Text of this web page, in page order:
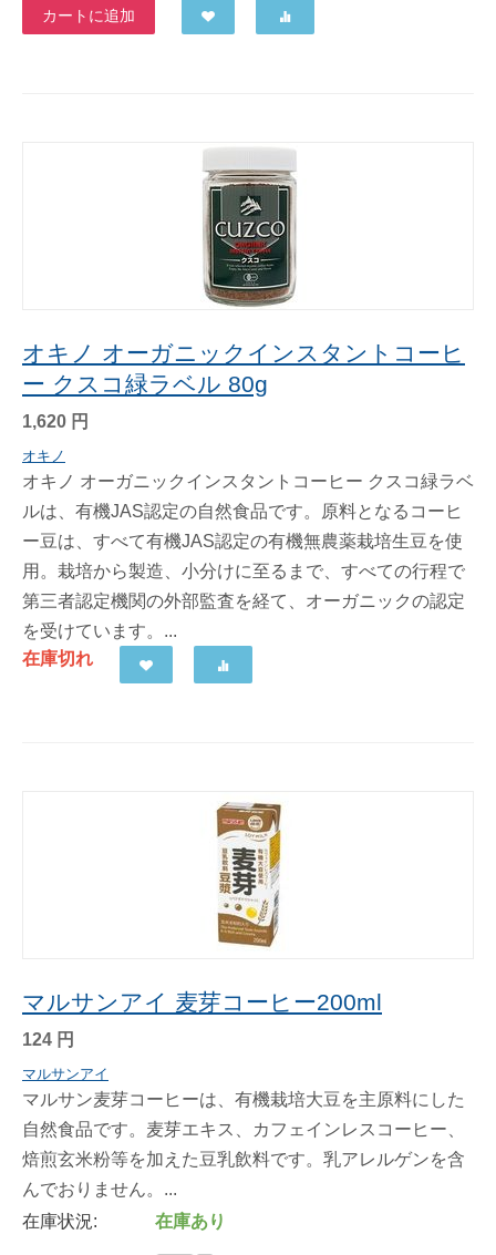
カートに追加
オキノ オーガニックインスタントコーヒ
ー クスコ緑ラベル 80g
1,620 円
オキノ
オキノ オーガニックインスタントコーヒー クスコ緑ラベ
ルは、有機JAS認定の自然食品です。原料となるコーヒ
ー豆は、すべて有機JAS認定の有機無農薬栽培生豆を使
用。栽培から製造、小分けに至るまで、すべての行程で
第三者認定機関の外部監査を経て、オーガニックの認定
を受けています。...
在庫切れ
マルサンアイ 麦芽コーヒー200ml
124 円
マルサンアイ
マルサン麦芽コーヒーは、有機栽培大豆を主原料にした
自然食品です。麦芽エキス、カフェインレスコーヒー、
焙煎玄米粉等を加えた豆乳飲料です。乳アレルゲンを含
んでおりません。...
在庫状況:
在庫あり